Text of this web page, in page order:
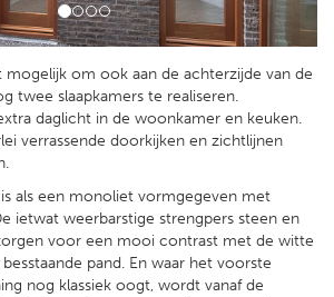
mogelijk om ook aan de achterzijde van de
twee slaapkamers te realiseren.
daglicht in de woonkamer en keuken.
verrassende doorkijken en zichtlijnen
als een monoliet vormgegeven met
ietwat weerbarstige strengpers steen en
voor een mooi contrast met de witte
pand. En waar het voorste
nog klassiek oogt, wordt vanaf de